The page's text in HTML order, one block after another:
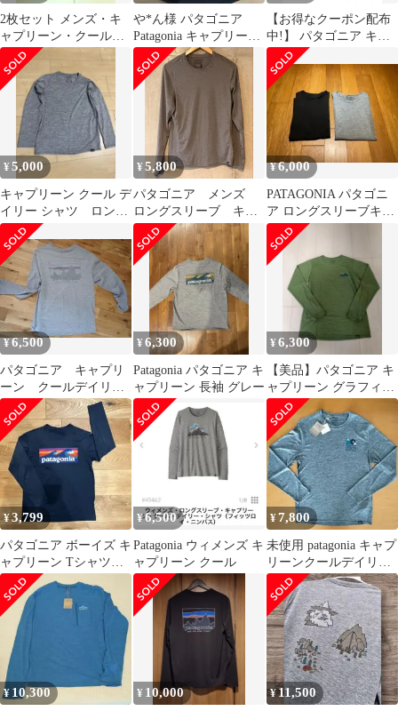
2枚セット メンズ・キ
ャプリーン・クール・
ライトウェイト パタゴ
ニア ブラック
や*ん様 パタゴニア
Patagonia キャプリーン
メリノ ベースレイヤー
M
【お得なクーポン配布
中!】 パタゴニア キャ
プリーン プリント 長袖
Tシャツ レディース S
アウトドア ストレッチ
アンダーシャツ インナ
ー 袖プリント スムース
素材
¥5,000
キャプリーン クール デ
イリー シャツ ロン
グ ウィメンズ
¥5,800
パタゴニア メンズ
ロングスリーブ キャ
プリーン クール ラ
イトウェイト シャツ
¥6,000
PATAGONIA パタゴニ
ア ロングスリーブキャ
プリーン クールデイリ
ーシャツ
¥6,500
パタゴニア キャプリ
ーン クールデイリ
ー ロングスリーブ
¥6,300
Patagonia パタゴニア キ
ャプリーン 長袖 グレー
¥6,300
【美品】パタゴニア キ
ャプリーン グラフィッ
ク クール レディースS
¥3,799
パタゴニア ボーイズ キ
ャプリーン Tシャツ
M(10)
¥6,500
Patagonia ウィメンズ キ
ャプリーン クール
¥7,800
未使用 patagonia キャプ
リーンクールデイリー
グラフィックシャツ S
¥ 10,300 ¥ 10,000 ¥11,500